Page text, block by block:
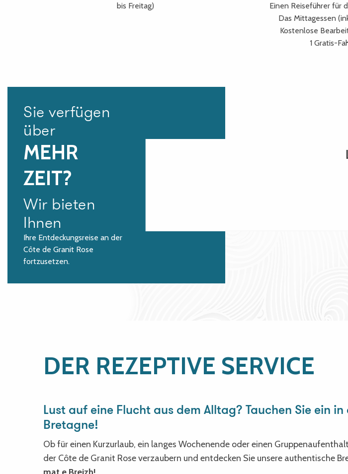
bis Freitag)
Einen Reiseführer für
Das Mittagessen
Kostenlose
1 Gratis-
Sie verfügen
über
MEHR
ZEIT?
Wir bieten
Ihnen
Ihre Entdeckungsreise an der
Côte de Granit Rose
fortzusetzen.
DER REZEPTIVE SERVICE
Lust auf eine Flucht aus dem Alltag? Tauchen Sie ein
Bretagne!
Ob für einen Kurzurlaub, ein langes Wochenende oder einen
der Côte de Granit Rose verzaubern und entdecken Sie unsere authentische